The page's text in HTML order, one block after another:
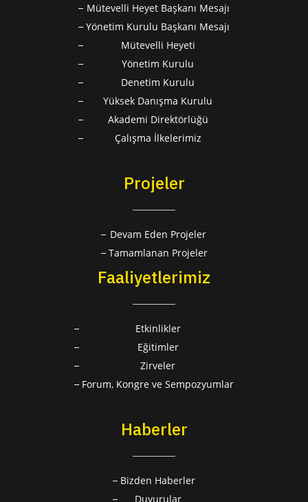
Mütevelli Heyet Başkanı Mesajı
Yönetim Kurulu Başkanı Mesajı
Mütevelli Heyeti
Yönetim Kurulu
Denetim Kurulu
Yüksek Danışma Kurulu
Akademi Direktörlüğü
Çalışma İlkelerimiz
Projeler
Devam Eden Projeler
Tamamlanan Projeler
Faaliyetlerimiz
Etkinlikler
Eğitimler
Zirveler
Forum, Kongre ve Sempozyumlar
Haberler
Bizden Haberler
Duyurular